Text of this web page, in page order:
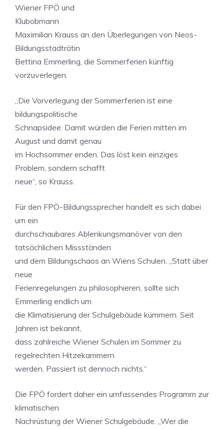
Wiener FPÖ und
Klubobmann
Maximilian Krauss an den Überlegungen von Neos-
Bildungsstadträtin
Bettina Emmerling, die Sommerferien künftig
vorzuverlegen.
„Die Vorverlegung der Sommerferien ist eine
bildungspolitische
Schnapsidee. Damit würden die Ferien mitten im
August und damit genau
im Hochsommer enden. Das löst kein einziges
Problem, sondern schafft
neue“, so Krauss.
Für den FPÖ-Bildungssprecher handelt es sich dabei
um ein
durchschaubares Ablenkungsmanöver von den
tatsächlichen Missständen
und dem Bildungschaos an Wiens Schulen. „Statt über
neue
Ferienregelungen zu philosophieren, sollte sich
Emmerling endlich um
die Klimatisierung der Schulgebäude kümmern. Seit
Jahren ist bekannt,
dass zahlreiche Wiener Schulen im Sommer zu
regelrechten Hitzekammern
werden. Passiert ist dennoch nichts.“
Die FPÖ fordert daher ein umfassendes Programm zur
klimatischen
Nachrüstung der Wiener Schulgebäude. „Wer die